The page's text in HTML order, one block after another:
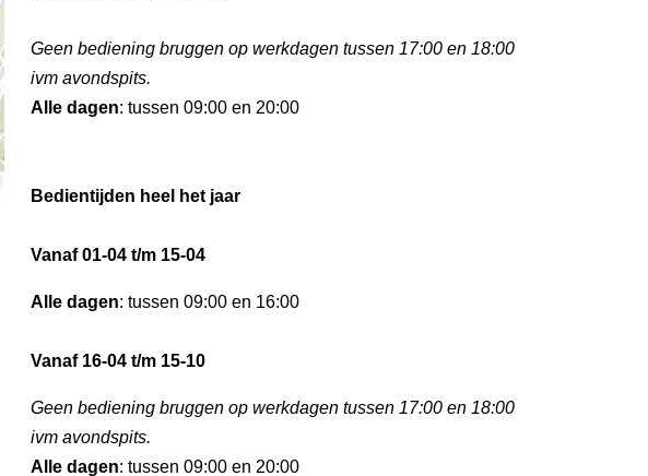
Geen bediening bruggen op werkdagen tussen 17:00 en 18:00
ivm avondspits.
Alle dagen: tussen 09:00 en 20:00
Bedientijden heel het jaar
Vanaf 01-04 t/m 15-04
Alle dagen: tussen 09:00 en 16:00
Vanaf 16-04 t/m 15-10
Geen bediening bruggen op werkdagen tussen 17:00 en 18:00
ivm avondspits.
Alle dagen: tussen 09:00 en 20:00